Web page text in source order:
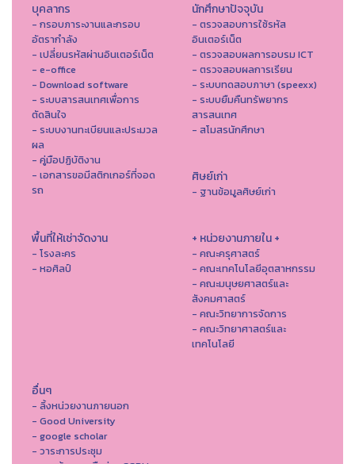
บุคลากร
- กรอบภาระงานและกรอบ
อัตรากำลัง
- เปลี่ยนรหัสผ่านอินเตอร์เน็ต
- e-office
- Download software
- ระบบสารสนเทศเพื่อการ
ตัดสินใจ
- ระบบงานทะเบียนและประมวล
ผล
- คู่มือปฏิบัติงาน
- เอกสารขอมีสติกเกอร์ที่จอด
รถ
นักศึกษาปัจจุบัน
- ตรวจสอบการใช้รหัส
อินเตอร์เน็ต
- ตรวจสอบผลการอบรม ICT
- ตรวจสอบผลการเรียน
- ระบบทดสอบภาษา (speexx)
- ระบบยืมคืนทรัพยากร
สารสนเทศ
- สโมสรนักศึกษา
ศิษย์เก่า
- ฐานข้อมูลศิษย์เก่า
พื้นที่ให้เช่าจัดงาน
- โรงละคร
- หอศิลป์
+ หน่วยงานภายใน +
- คณะครุศาสตร์
- คณะเทคโนโลยีอุตสาหกรรม
- คณะมนุษยศาสตร์และ
สังคมศาสตร์
- คณะวิทยาการจัดการ
- คณะวิทยาศาสตร์และ
เทคโนโลยี
อื่นๆ
- ลิ้งหน่วยงานภายนอก
- Good University
- google scholar
- วาระการประชุม